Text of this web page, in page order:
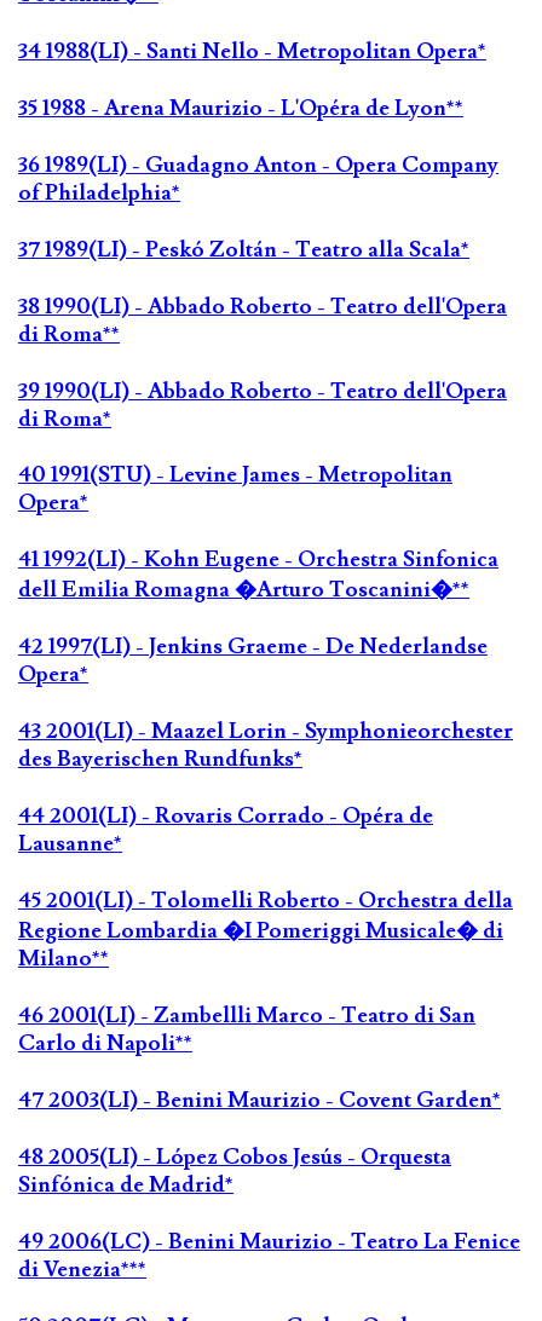
34 1988(LI) - Santi Nello - Metropolitan Opera*
35 1988 - Arena Maurizio - L'Opéra de Lyon**
36 1989(LI) - Guadagno Anton - Opera Company
of Philadelphia*
37 1989(LI) - Peskó Zoltán - Teatro alla Scala*
38 1990(LI) - Abbado Roberto - Teatro dell'Opera
di Roma**
39 1990(LI) - Abbado Roberto - Teatro dell'Opera
di Roma*
40 1991(STU) - Levine James - Metropolitan
Opera*
41 1992(LI) - Kohn Eugene - Orchestra Sinfonica
dell Emilia Romagna �Arturo Toscanini�**
42 1997(LI) - Jenkins Graeme - De Nederlandse
Opera*
43 2001(LI) - Maazel Lorin - Symphonieorchester
des Bayerischen Rundfunks*
44 2001(LI) - Rovaris Corrado - Opéra de
Lausanne*
45 2001(LI) - Tolomelli Roberto - Orchestra della
Regione Lombardia �I Pomeriggi Musicale� di
Milano**
46 2001(LI) - Zambellli Marco - Teatro di San
Carlo di Napoli**
47 2003(LI) - Benini Maurizio - Covent Garden*
48 2005(LI) - López Cobos Jesús - Orquesta
Sinfónica de Madrid*
49 2006(LC) - Benini Maurizio - Teatro La Fenice
di Venezia***